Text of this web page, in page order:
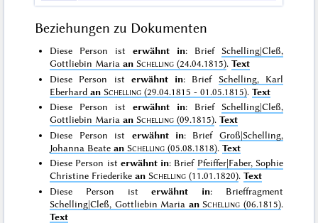
Beziehungen zu Dokumenten
Diese Person ist erwähnt in: Brief Schelling|Cleß,
Gottliebin Mariaan Schelling (24.04.1815).Text
Diese Person ist erwähnt in: Brief Schelling, Karl
Eberhardan Schelling (29.04.1815 - 01.05.1815).Text
Diese Person ist erwähnt in: Brief Schelling|Cleß,
Gottliebin Mariaan Schelling (09.1815).Text
Diese Person ist erwähnt in: Brief Groß|Schelling,
Johanna Beatean Schelling (05.08.1818).Text
Diese Person ist erwähnt in: Brief Pfeiffer|Faber, Sophie
Christine Friederikean Schelling (11.01.1820).Text
Diese Person isterwähnt in: Brieffragment
Schelling|Cleß, Gottliebin Maria an Schelling (06.1815).
Text